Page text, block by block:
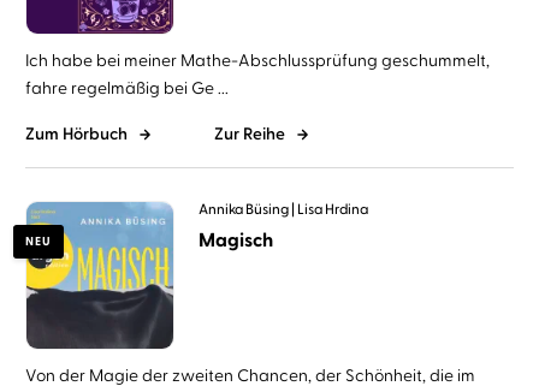
Ich habe bei meiner Mathe-Abschlussprüfung geschummelt,
fahre regelmäßig bei Ge ...
Zum Hörbuch Zur Reihe
NEU
Annika Büsing Lisa Hrdina
Magisch
Von der Magie der zweiten Chancen, der Schönheit, die im